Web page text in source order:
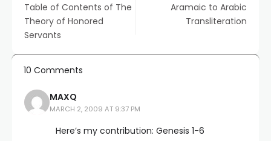
Table of Contents of The
Theory of Honored
Servants
Aramaic to Arabic
Transliteration
10 Comments
MAXQ
MARCH 2, 2009 AT 9:37 PM
Here’s my contribution: Genesis 1-6